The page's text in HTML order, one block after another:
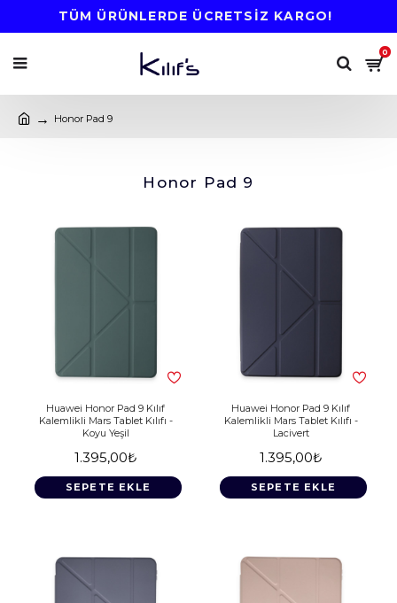
TÜM ÜRÜNLERDE ÜCRETSİZ KARGO!
0
Honor Pad 9
Honor Pad 9
Huawei Honor Pad 9 Kılıf
Kalemlikli Mars Tablet Kılıfı -
Koyu Yeşil
1.395,00₺
SEPETE EKLE
Huawei Honor Pad 9 Kılıf
Kalemlikli Mars Tablet Kılıfı -
Lacivert
1.395,00₺
SEPETE EKLE